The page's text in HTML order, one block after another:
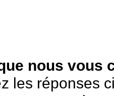
nous vous
les réponses